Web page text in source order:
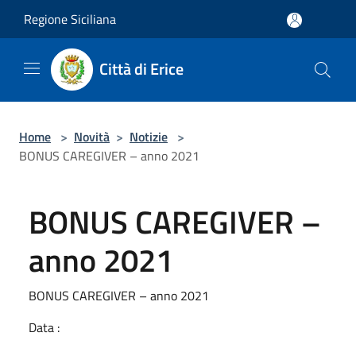
Regione Siciliana
Città di Erice
Home > Novità > Notizie >
BONUS CAREGIVER – anno 2021
BONUS CAREGIVER –
anno 2021
BONUS CAREGIVER – anno 2021
Data :